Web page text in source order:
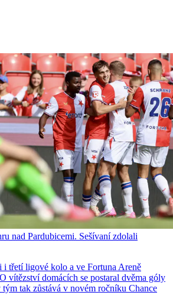
nad Pardubicemi. Sešívaní zdolali
i třetí ligové kolo a ve Fortuna Areně
vítězství domácích se postaral dvěma góly
tak zůstává v novém ročníku Chance